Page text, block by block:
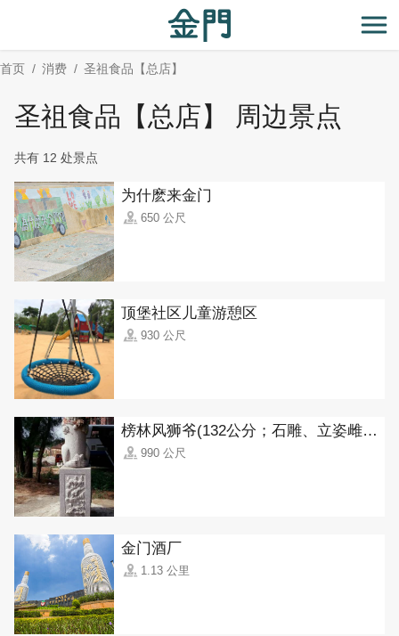
主
要
开
首页 消费 圣祖食品【总店】
圣祖食品【总店】 周边景点
共有 12 处景点
为什麽来金门
650 公尺
顶堡社区儿童游憩区
930 公尺
榜林风狮爷(132公分；石雕、立姿雌狮)
990 公尺
金门酒厂
1.13 公里